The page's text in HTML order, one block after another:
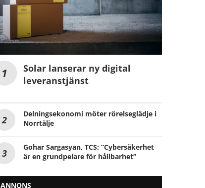
Solar lanserar ny digital
leveranstjänst
Delningsekonomi möter rörelseglädje i
Norrtälje
Gohar Sargasyan, TCS: ”Cybersäkerhet
är en grundpelare för hållbarhet”
ANNONS